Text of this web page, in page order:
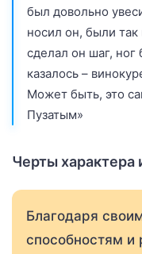
был довольно
носил он, были
сделал он шаг,
казалось –
Может быть, это
Пузатым»
Черты характера
Благодаря
способностям и